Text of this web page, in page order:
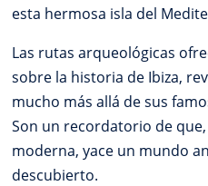
esta hermosa isla del
Las rutas arqueológicas
sobre la historia de Ibiza,
mucho más allá de sus
Son un recordatorio de
moderna, yace un mundo
descubierto.